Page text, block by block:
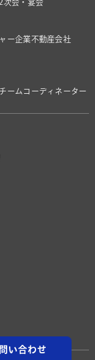
い合わせ
次会・宴会
ー企業不動産会社
ーム コーディネーター